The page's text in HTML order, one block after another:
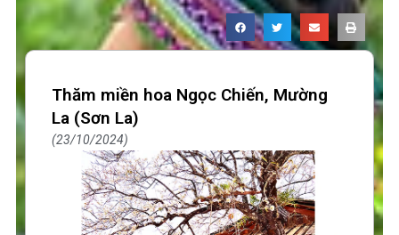
Thăm miền hoa Ngọc Chiến, Mường
La (Sơn La)
23/10/2024